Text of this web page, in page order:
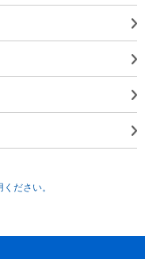
ださい。